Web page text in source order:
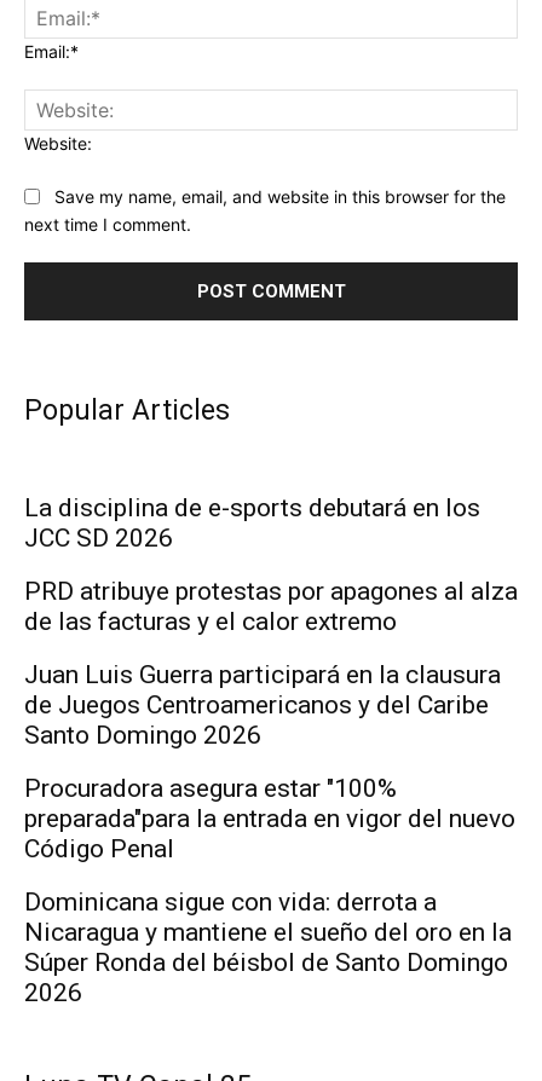
Email:*
Website:
Save my name, email, and website in this browser for the
next time I comment.
Popular Articles
La disciplina de e-sports debutará en los
JCC SD 2026
PRD atribuye protestas por apagones al alza
de las facturas y el calor extremo
Juan Luis Guerra participará en la clausura
de Juegos Centroamericanos y del Caribe
Santo Domingo 2026
Procuradora asegura estar "100%
preparada"para la entrada en vigor del nuevo
Código Penal
Dominicana sigue con vida: derrota a
Nicaragua y mantiene el sueño del oro en la
Súper Ronda del béisbol de Santo Domingo
2026